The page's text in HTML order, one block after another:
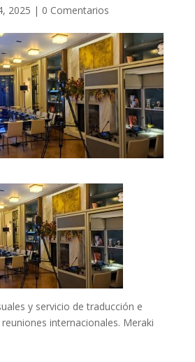
2025 | 0 Comentarios
y servicio de traducción e
internacionales. Meraki